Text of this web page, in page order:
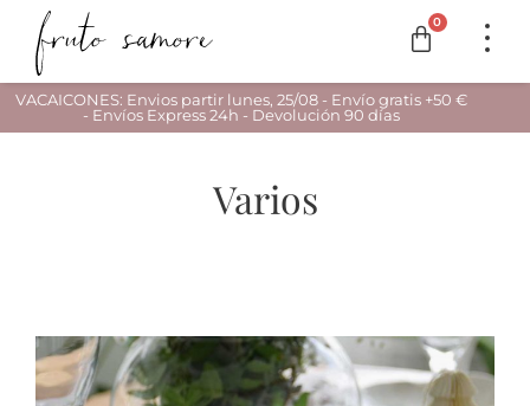
0
VACAICONES: Envios partir lunes, 25/08 - Envío gratis +50 €
- Envíos Express 24h - Devolución 90 días
Varios